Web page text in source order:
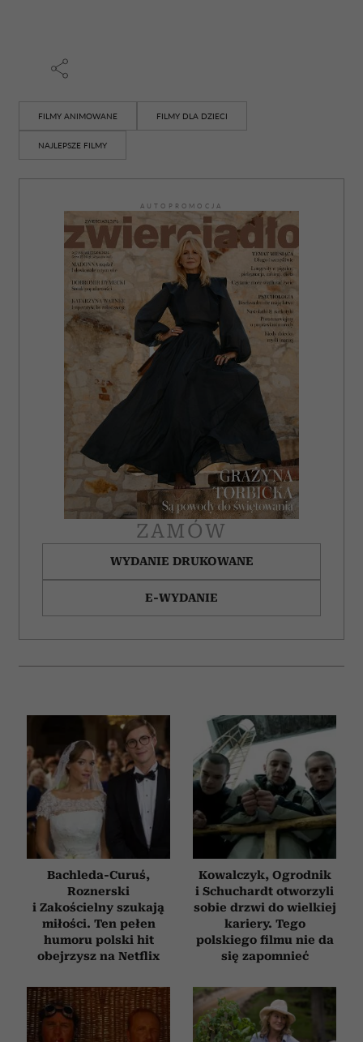
FILMY ANIMOWANE FILMY DLA DZIECI
NAJLEPSZE FILMY
AUTOPROMOCJA
ZAMÓW
WYDANIE DRUKOWANE
E-WYDANIE
Bachleda-Curuś,
Roznerski
i Zakościelny szukają
miłości. Ten pełen
humoru polski hit
obejrzysz na Netflix
Kowalczyk, Ogrodnik
i Schuchardt otworzyli
sobie drzwi do wielkiej
kariery. Tego
polskiego filmu nie da
się zapomnieć